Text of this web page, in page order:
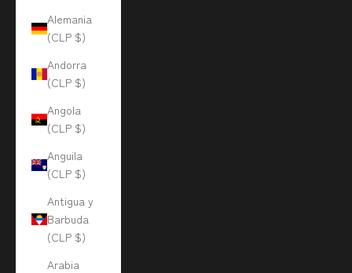
Alemania
(CLP $)
Andorra
(CLP $)
Angola
(CLP $)
Anguila
(CLP $)
Antigua y
Barbuda
(CLP $)
Arabia